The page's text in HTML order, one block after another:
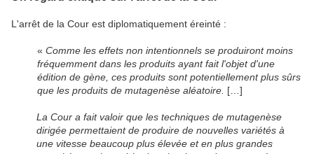
L'arrêt de la Cour est diplomatiquement éreinté :
«Comme les effets non intentionnels se produiront moins
fréquemment dans les produits ayant fait l'objet d'une
édition de gène, ces produits sont potentiellement plus sûrs
que les produits de mutagenèse aléatoire. […]
La Cour a fait valoir que les techniques de mutagenèse
dirigée permettaient de produire de nouvelles variétés à
une vitesse beaucoup plus élevée et en plus grandes